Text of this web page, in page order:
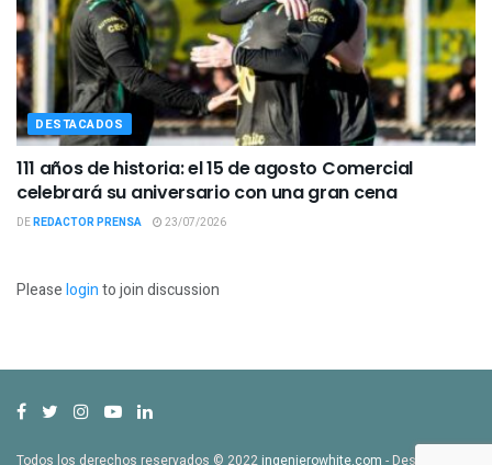
DESTACADOS
111 años de historia: el 15 de agosto Comercial
celebrará su aniversario con una gran cena
DEREDACTOR PRENSA 23/07/2026
Pleaseloginto join discussion
Todos los derechos reservados © 2022ingenierowhite.com - Desarrollado